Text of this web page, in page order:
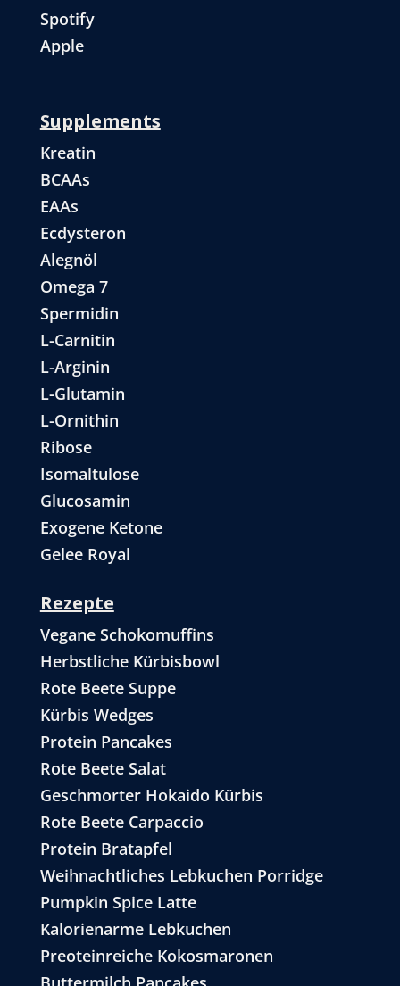
Spotify
Apple
Supplements
Kreatin
BCAAs
EAAs
Ecdysteron
Alegnöl
Omega 7
Spermidin
L-Carnitin
L-Arginin
L-Glutamin
L-Ornithin
Ribose
Isomaltulose
Glucosamin
Exogene Ketone
Gelee Royal
Rezepte
Vegane Schokomuffins
Herbstliche Kürbisbowl
Rote Beete Suppe
Kürbis Wedges
Protein Pancakes
Rote Beete Salat
Geschmorter Hokaido Kürbis
Rote Beete Carpaccio
Protein Bratapfel
Weihnachtliches Lebkuchen Porridge
Pumpkin Spice Latte
Kalorienarme Lebkuchen
Preoteinreiche Kokosmaronen